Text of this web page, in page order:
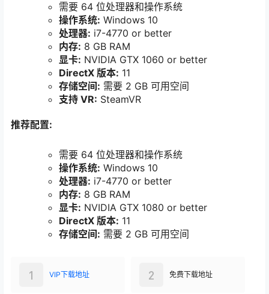
需要 64 位处理器和操作系统
操作系统: Windows 10
处理器: i7-4770 or better
内存: 8 GB RAM
显卡: NVIDIA GTX 1060 or better
DirectX 版本: 11
存储空间: 需要 2 GB 可用空间
支持 VR: SteamVR
推荐配置:
需要 64 位处理器和操作系统
操作系统: Windows 10
处理器: i7-4770 or better
内存: 8 GB RAM
显卡: NVIDIA GTX 1080 or better
DirectX 版本: 11
存储空间: 需要 2 GB 可用空间
VIP下载地址
1 免费下载地址
2